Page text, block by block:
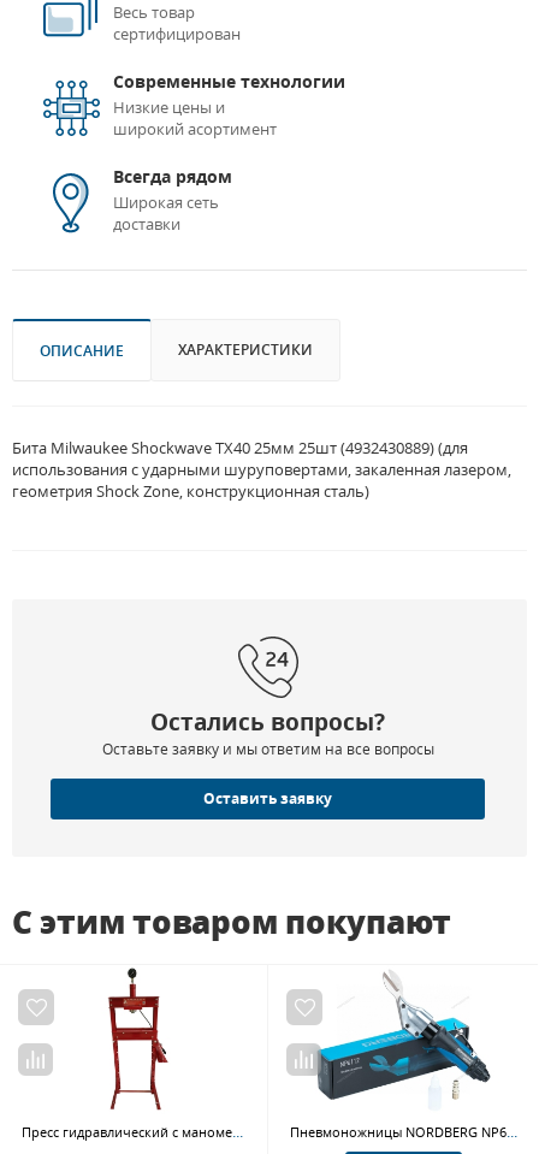
Весь товар
сертифицирован
Современные технологии
Низкие цены и
широкий асортимент
Всегда рядом
Широкая сеть
доставки
ОПИСАНИЕ ХАРАКТЕРИСТИКИ
Бита Milwaukee Shockwave TX40 25мм 25шт (4932430889) (для
использования с ударными шуруповертами, закаленная лазером,
геометрия Shock Zone, конструкционная сталь)
Остались вопросы?
Оставьте заявку и мы ответим на все вопросы
Оставить заявку
С этим товаром покупают
Пресс гидравлический с манометром Armada TLF61220 (20т) Пневмоножницы NORDBERG NP6112, 2200 ход/мин, сталь до 1,5 мм